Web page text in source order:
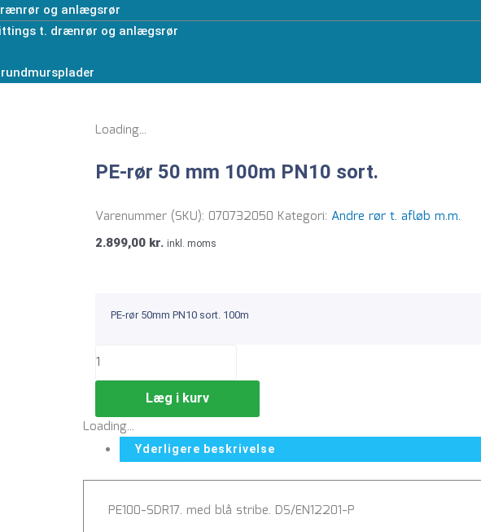
og anlægsrør
t. drænrør og anlægsrør
Loading...
PE-rør 50 mm 100m PN10 sort.
Varenummer (SKU): 070732050 Kategori: Andre rør t. afløb m.m.
2.899,00 kr. inkl. moms
PE-rør 50mm PN10 sort. 100m
Læg i kurv
Loading...
Yderligere beskrivelse
PE100-SDR17. med blå stribe. DS/EN12201-P